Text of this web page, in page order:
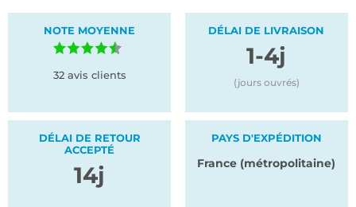
N'hésitez pas à nous contacter au 01.58.42.32.24 pour toute
NOTE MOYENNE
32 avis clients
DÉLAI DE LIVRAISON
1-4j
(jours ouvrés)
DÉLAI DE RETOUR
ACCEPTÉ
14j
PAYS D'EXPÉDITION
France (métropolitaine)